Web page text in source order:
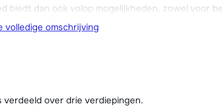
biedt dan ook volop mogelijkheden, zowel voor
Na een heerlijke dag in de sneeuw kun je bij het
restaurants, winkels en sportwinkels.
volledige omschrijving
verdeeld over drie verdiepingen.